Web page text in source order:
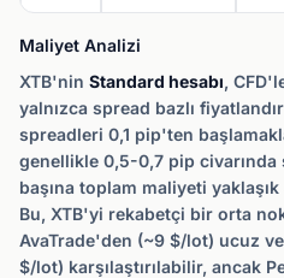
Maliyet Analizi
XTB'nin Standard hesabı,
yalnızca spread bazlı
spreadleri 0,1 pip'ten
genellikle 0,5-0,7 pip
başına toplam maliyeti
Bu, XTB'yi rekabetçi bir orta
AvaTrade'den (~9 $/lot) ucuz
$/lot) karşılaştırılabilir, ancak